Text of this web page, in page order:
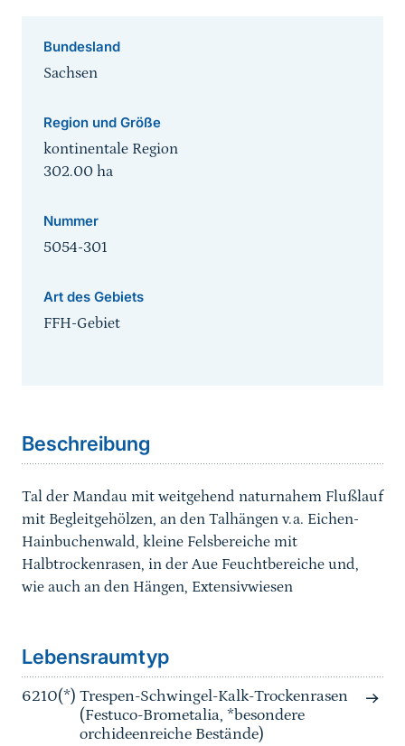
Bundesland
Sachsen
Region und Größe
kontinentale Region
302.00 ha
Nummer
5054-301
Art des Gebiets
FFH-Gebiet
Beschreibung
Tal der Mandau mit weitgehend naturnahem Flußlauf
mit Begleitgehölzen, an den Talhängen v.a. Eichen-
Hainbuchenwald, kleine Felsbereiche mit
Halbtrockenrasen, in der Aue Feuchtbereiche und,
wie auch an den Hängen, Extensivwiesen
Lebensraumtyp
6210(*) Trespen-Schwingel-Kalk-Trockenrasen
(Festuco-Brometalia, *besondere
orchideenreiche Bestände)